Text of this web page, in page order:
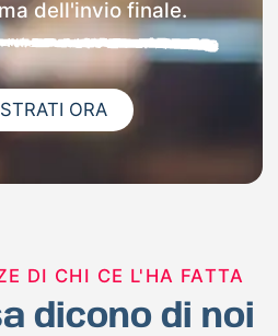
dell'invio finale.
ORA
DI CHI CE L'HA FATTA
dicono di noi